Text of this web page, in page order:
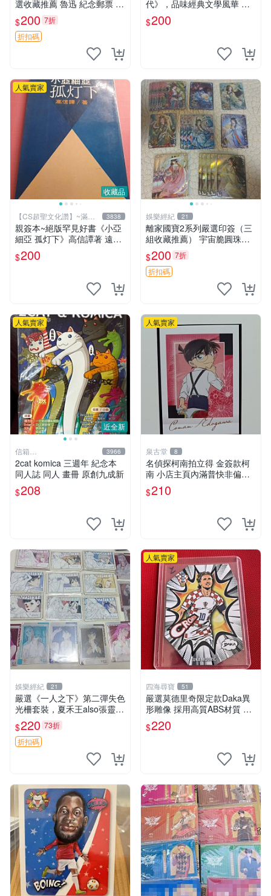
選收藏推薦 魯迅 紀念郵票 收
藏 票面
$200 7折
折扣碼
代》，品味經典文學風華 推
薦 文學迷 收藏
$200
收藏品
人氣賣家
【CS超聖文化讚】~滿千
元送運
3838
親簽本~絕版罕見好書《小亞
細亞 孤灯下》高信譚著 遠景
出版 民國73年再版【CS超聖
文化讚】
$200
娛樂經紀 21
離家國寶2系列嚴選印簽（三
組收藏推薦） 宇宙脆圓珠筆
超值套裝 印簽收藏
$200 7折
折扣碼
近全新
人氣賣家
信箱
paul600510@yahoo.com.tw
3966
2cat komica 三週年 紀念本
同人誌 同人 畫冊 原創九成新
$208
人氣賣家
泉古堂 8
名偵探柯南拍立得 金簽款柯
南 小店主頁內滿普快非偏遠
不滿三十郵＋6-31518
$210
娛樂經紀 21
嚴選《一人之下》第二彈失色
光柵套裝，夏禾王also張靈玉
王震球諸葛青余貨推薦 失色
光柵 張楚嵐 王也
$220 73折
折扣碼
人氣賣家
四海尋寶 51
嚴選莫德里奇限定款Daka異
形雕像 採用高質ABS材質 聲
光動力顯示 適合收藏家 國際
足壇巨星 異形造型 限量版 A
$220